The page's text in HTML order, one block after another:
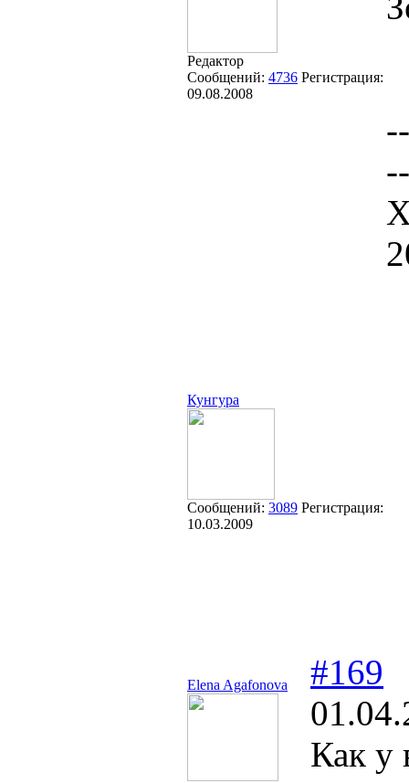
Редактор
Сообщений: 4736 Регистрация:
09.08.2008
Кунгура
Сообщений: 3089 Регистрация:
10.03.2009
Elena Agafonova
#169
Как у